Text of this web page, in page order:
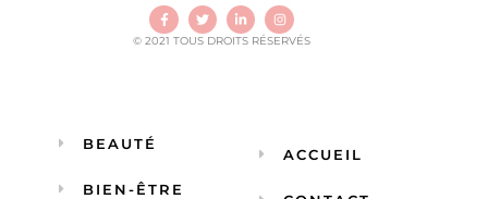
© 2021 TOUS DROITS RÉSERVÉS
BEAUTÉ
BIEN-ÊTRE
ACCUEIL